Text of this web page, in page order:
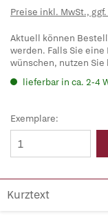
Preise inkl. MwSt.,
Aktuell können
werden. Falls Sie
wünschen, nutzen
lieferbar in ca. 2-4
Exemplare:
Kurztext